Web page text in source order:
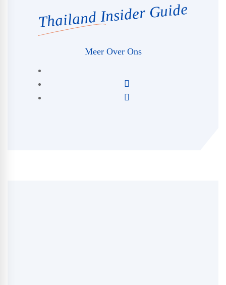
Thailand Insider Guide
Meer Over Ons